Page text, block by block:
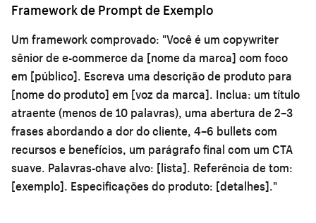
Framework de Prompt de Exemplo
Um framework comprovado: "Você é um copywriter
sênior de e-commerce da [nome da marca] com foco
em [público]. Escreva uma descrição de produto para
[nome do produto] em [voz da marca]. Inclua: um título
atraente (menos de 10 palavras), uma abertura de 2–3
frases abordando a dor do cliente, 4–6 bullets com
recursos e benefícios, um parágrafo final com um CTA
suave. Palavras-chave alvo: [lista]. Referência de tom:
[exemplo]. Especificações do produto: [detalhes]."